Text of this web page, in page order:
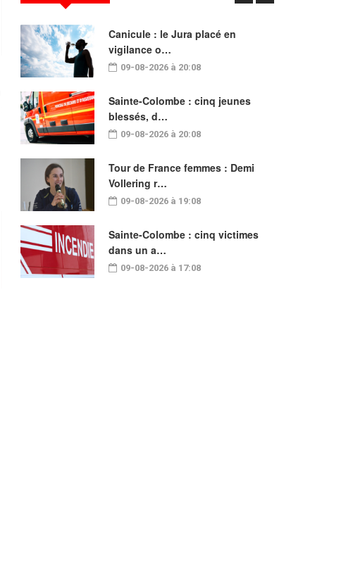
Canicule : le Jura placé en
vigilance o…
09-08-2026 à 20:08
Sainte-Colombe : cinq jeunes
blessés, d…
09-08-2026 à 20:08
Tour de France femmes : Demi
Vollering r…
09-08-2026 à 19:08
Sainte-Colombe : cinq victimes
dans un a…
09-08-2026 à 17:08